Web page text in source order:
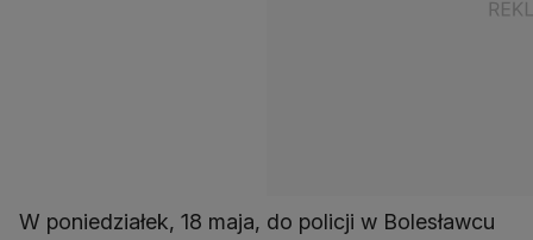
W poniedziałek, 18 maja, do policji w Bolesławcu